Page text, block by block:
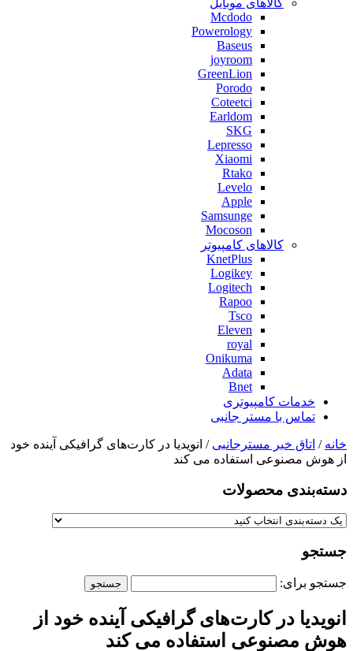
کالاهای موبایل
Mcdodo
Powerology
Baseus
joyroom
GreenLion
Porodo
Coteetci
Earldom
SKG
Lepresso
Xiaomi
Rtako
Levelo
Apple
Samsunge
Mocoson
کالاهای کامپیوتر
KnetPlus
Logikey
Logitech
Rapoo
Tsco
Eleven
royal
Onikuma
Adata
Bnet
خدمات کامپیوتری
تماس با مستر جانبی
خانه / اتاق خبر مسترجانبی / انویدیا در کارت‌های گرافیکی آینده خود
از هوش مصنوعی استفاده می کند
دسته‌بندی‌ محصولات
جستجو
جستجو برای:
انویدیا در کارت‌های گرافیکی آینده خود از
هوش مصنوعی استفاده می کند